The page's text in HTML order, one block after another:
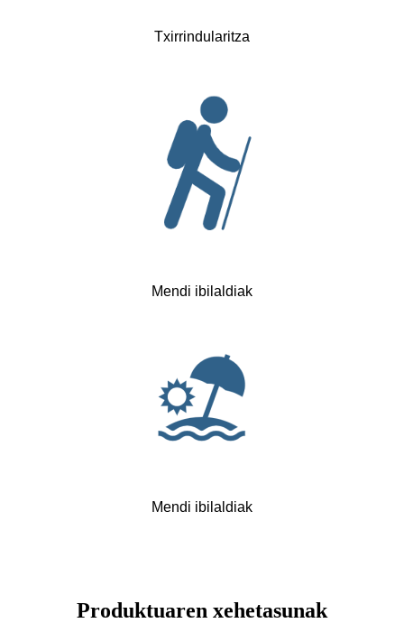
Txirrindularitza
Mendi ibilaldiak
Mendi ibilaldiak
Produktuaren xehetasunak